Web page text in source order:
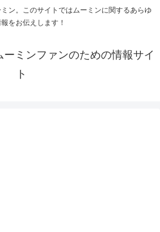
ン。このサイトではムーミンに関するあらゆ
をお伝えします！
ミンファンのための情報サイ
ト